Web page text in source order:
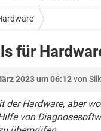
für
2023 um 06:12von
der Hardware, aber
von